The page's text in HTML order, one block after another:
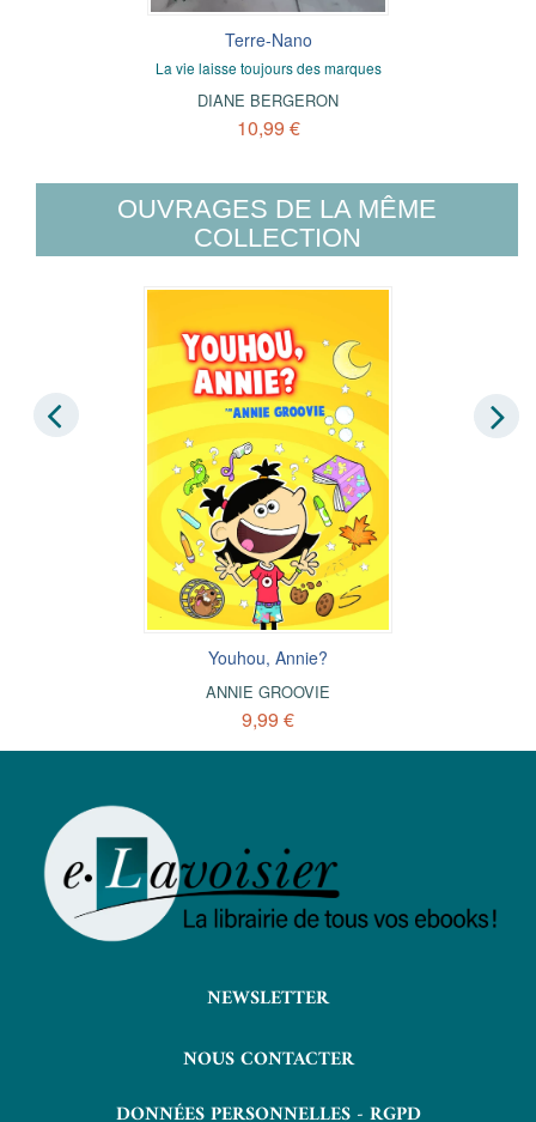
Terre-Nano
La vie laisse toujours des marques
DIANE BERGERON
10,99 €
OUVRAGES DE LA MÊME
COLLECTION
Youhou, Annie?
ANNIE GROOVIE
9,99 €
NEWSLETTER
NOUS CONTACTER